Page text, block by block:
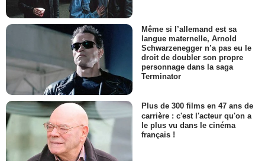
Même si l’allemand est sa
langue maternelle, Arnold
Schwarzenegger n’a pas eu le
droit de doubler son propre
personnage dans la saga
Terminator
Plus de 300 films en 47 ans de
carrière : c'est l'acteur qu'on a
le plus vu dans le cinéma
français !